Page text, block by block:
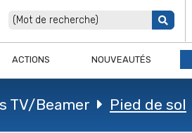
ACTIONS NOUVEAUTÉS
TV/Beamer Pied de sol